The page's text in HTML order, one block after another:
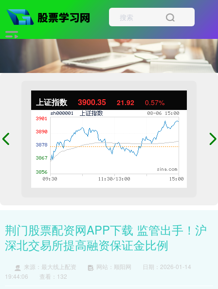
上证指数 3900.35 21.92 0.57%
荆门股票配资网APP下载 监管出手！沪
深北交易所提高融资保证金比例
来源：最大线上配资 网站：顺阳网
日期：2026-01-14
19:44:06
查看：132